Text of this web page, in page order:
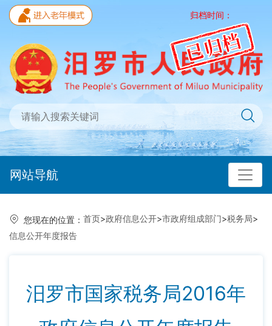
归档时间：
网站导航
您现在的位置： 首页>政府信息公开>市政府组成部门>税务局>
信息公开年度报告
汨罗市国家税务局2016年